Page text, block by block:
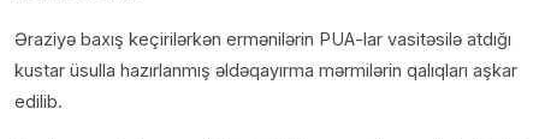
Əraziyə baxış keçirilərkən ermənilərin PUA-lar vasitəsilə atdığı
kustar üsulla hazırlanmış əldəqayırma mərmilərin qalıqları aşkar
edilib.